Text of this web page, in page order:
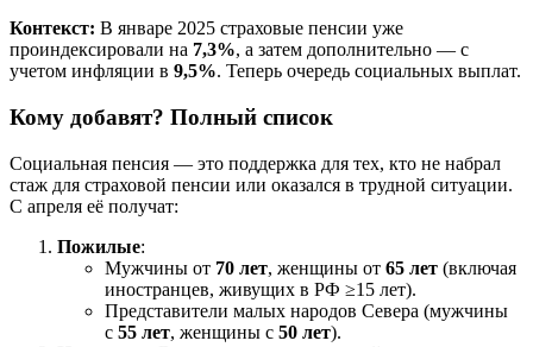
Контекст: В январе 2025 страховые пенсии уже
проиндексировали на 7,3%, а затем дополнительно — с
учетом инфляции в 9,5%. Теперь очередь социальных выплат.
Кому добавят? Полный список
Социальная пенсия — это поддержка для тех, кто не набрал
стаж для страховой пенсии или оказался в трудной ситуации.
С апреля её получат:
Пожилые:
Мужчины от 70 лет, женщины от 65 лет (включая
иностранцев, живущих в РФ ≥15 лет).
Представители малых народов Севера (мужчины
с 55 лет, женщины с 50 лет).